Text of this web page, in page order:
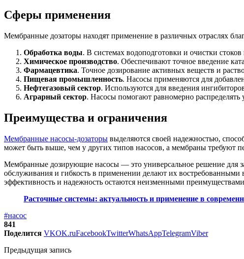
Сферы применения
Мембранные дозаторы находят применение в различных отраслях
Обработка воды. В системах водоподготовки и очистки
Химическое производство. Обеспечивают точное введение
Фармацевтика. Точное дозирование активных веществ и
Пищевая промышленность. Насосы применяются для
Нефтегазовый сектор. Используются для введения
Аграрный сектор. Насосы помогают равномерно распределять
Преимущества и ограничения
Мембранные насосы-дозаторы выделяются своей надежностью,
может быть выше, чем у других типов насосов, а мембраны требуют
Мембранные дозирующие насосы — это универсальное решение для
обслуживания и гибкость в применении делают их
эффективность и надежность остаются неизменными
Расточные системы: актуальность и применение в
#насос
841
Поделится VKOK.ruFacebookTwitterWhatsAppTelegramViber
Предыдущая запись